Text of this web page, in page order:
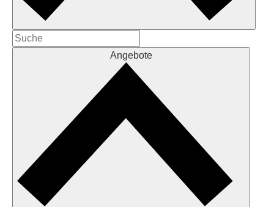
Angebote